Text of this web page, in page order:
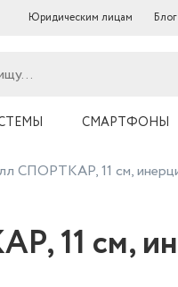
Юридическим лицам Блог
СМАРТФОНЫ
СПОРТКАР, 11 см,
11 см,